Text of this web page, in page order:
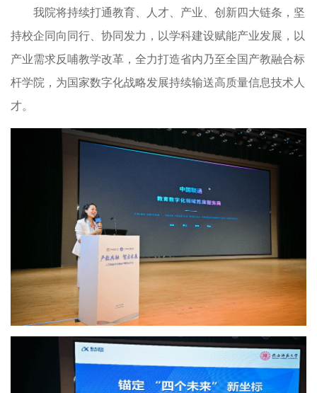
我院将持续打通教育、人才、产业、创新四大链条，坚
持校企同向同行、协同发力，以学科建设赋能产业发展，以
产业需求反哺教学改革，全力打造省内乃至全国产教融合标
杆学院，为国家数字化战略发展持续输送高质量信息技术人
才。